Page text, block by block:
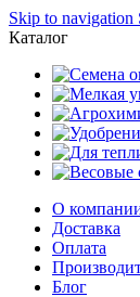
Skip to navigation
Каталог
О
Доставка
Оплата
Блог